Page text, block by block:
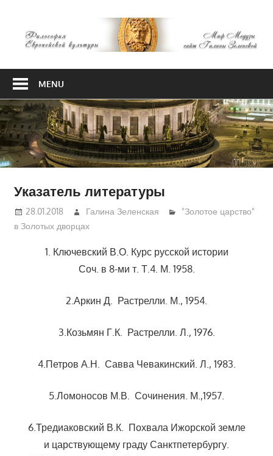
content
Европейской
MENU
Указатель литературы
28.01.2018 Галина Зеленская
"Золотое царство"
в Золотых дворцах
1. Ключевский В.О. Курс русской истории
Соч. в 8-ми т. Т.4. М. 1958.
2.Аркин Д. Растрелли. М., 1954.
3.Козьмян Г.К. Растрелли. Л., 1976.
4.Петров А.Н. Савва Чевакинский. Л., 1983.
5.Ломоносов М.В. Сочинения. М.,1957.
6.Тредиаковский В.К. Похвала Ижорской земле
и царствующему граду Санктпетербургу.